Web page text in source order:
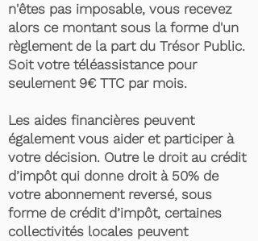
n'êtes pas imposable, vous recevez
alors ce montant sous la forme d'un
règlement de la part du Trésor Public.
Soit votre téléassistance pour
seulement 9€ TTC par mois.
Les aides financières peuvent
également vous aider et participer à
votre décision. Outre le droit au crédit
d’impôt qui donne droit à 50% de
votre abonnement reversé, sous
forme de crédit d’impôt, certaines
collectivités locales peuvent